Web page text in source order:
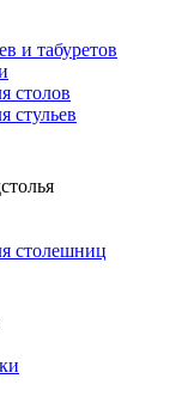
и табуретов
столов
стульев
столешниц